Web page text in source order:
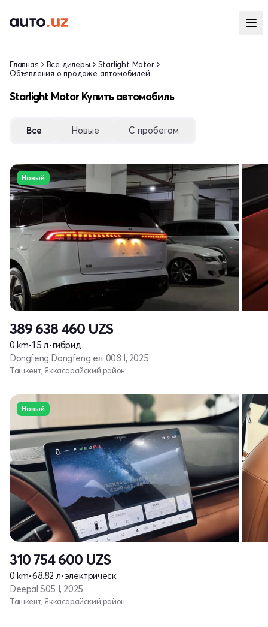
Главная Все дилеры
Starlight Motor
Объявления о продаже автомобилей
Starlight Motor Купить автомобиль
Все Новые С пробегом
Новый
389 638 460 UZS
0 km•1.5 л•гибрид
Dongfeng Dongfeng eπ 008 I, 2025
Ташкент, Яккасарайский район
Новый
310 754 600 UZS
0 km•68.82 л•электрическ
Deepal S05 I, 2025
Ташкент, Яккасарайский район